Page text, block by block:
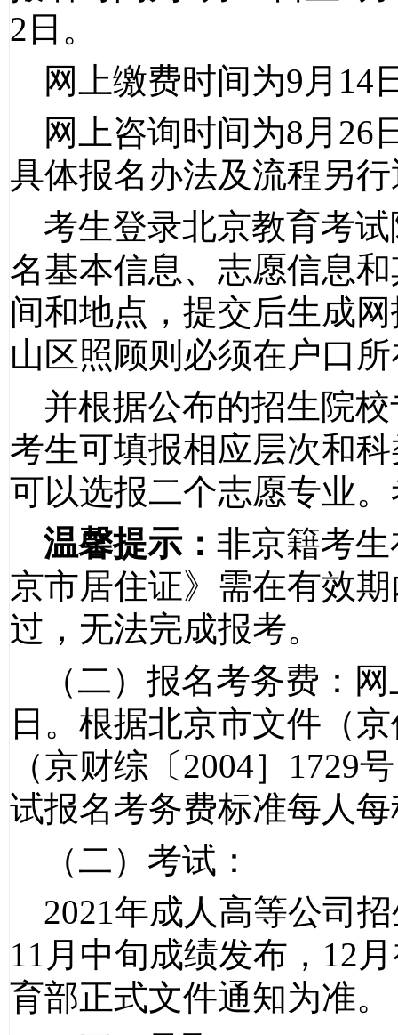
2 日。
网上缴费时间为9 月 14
网上咨询时间为8 月 26
具体报名办法及流程另
考生登录北京教育考
名基本信息、志愿信息
间和地点，提交后生成
山区照顾则必须在户口
并根据公布的招生院
考生可填报相应层次和
可以选报二个志愿专业
温馨提示： 非京籍考
京市居住证》需在有效
过，无法完成报考。
（二）报名考务费：
日。根据北京市文件（
（京财综〔2004］ 1729
试报名考务费标准每人
（二）考试：
2021年成人高等公司
11 月中旬成绩发布， 12
育部正式文件通知为准。